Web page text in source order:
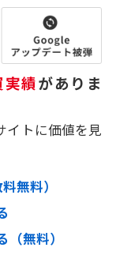
績がありま
イトに価値を見
無料）
無料）